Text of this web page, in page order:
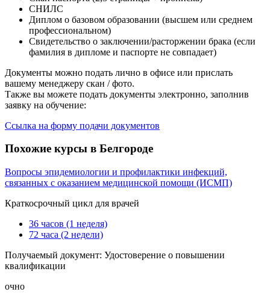
СНИЛС
Диплом о базовом образовании (высшем или среднем
профессиональном)
Свидетельство о заключении/расторжении брака (если
фамилия в дипломе и паспорте не совпадает)
Документы можно подать лично в офисе или прислать
вашему менеджеру скан / фото.
Также вы можете подать документы электронно, заполнив
заявку на обучение:
Ссылка на форму подачи документов
Похожие курсы в Белгороде
Вопросы эпидемиологии и профилактики инфекций,
связанных с оказанием медицинской помощи (ИСМП)
Краткосрочный цикл для врачей
36 часов (1 неделя)
72 часа (2 недели)
Получаемый документ: Удостоверение о повышении
квалификации
очно